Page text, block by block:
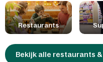
is gedacht aan de
babyvoeding en veel plezier
steeds klaar om rekening te
voedselintoleranties.
Restaurants
Bekijk alle restaurants &